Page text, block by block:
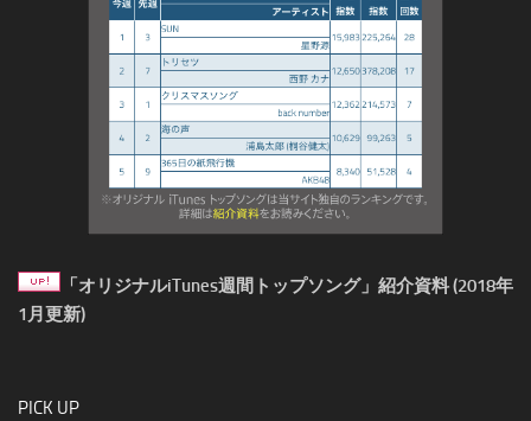
「オリジナルiTunes週間トップソング」紹介資料 (2018年
1月更新)
PICK UP